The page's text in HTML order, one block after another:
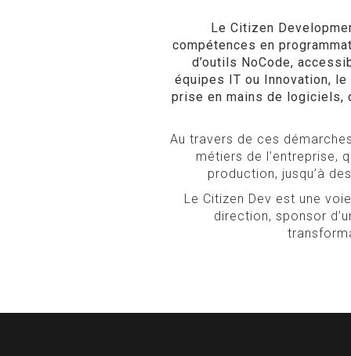
Le Citizen
compétences en
d’outils NoCode,
équipes IT ou Innovation,
prise en mains de logiciels,
Au travers de ces
métiers de l’entreprise,
production, jusqu’à
Le Citizen Dev est une
direction, sponsor